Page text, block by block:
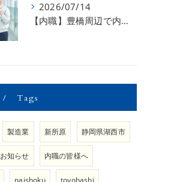
2026/07/14
【内職】豊橋周辺で内職のお仕事を探している方募集中！【内職さまのお声②】
Tags
製造業 新所原 静岡県湖西市
お知らせ 内職の皆様へ
naishoku toyohashi